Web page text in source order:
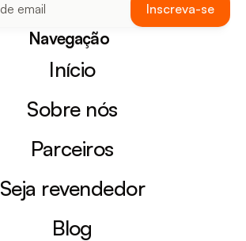
Navegação
Início
Sobre nós
Parceiros
Seja revendedor
Blog